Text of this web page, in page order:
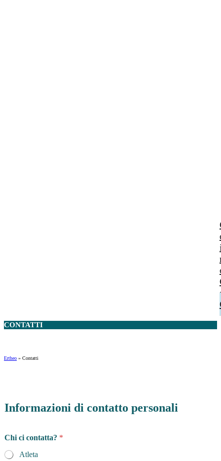
CONTATTI
Ertheo » Contatti
Informazioni di contatto personali
Chi ci contatta? *
Atleta